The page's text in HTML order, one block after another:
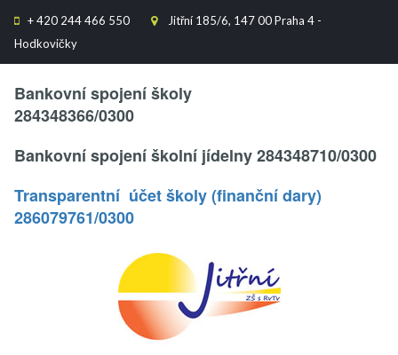
 +420 244 466 550 
Jitřní 185/6, 147 00 Praha 4 -
Hodkovičky
Bankovní spojení školy
284348366/0300
Bankovní spojení školní jídelny 284348710/0300
Transparentní účet školy (finanční dary)
286079761/0300